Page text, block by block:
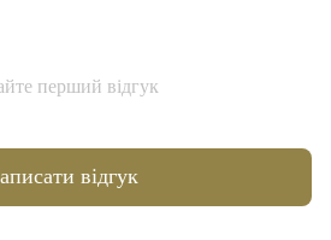
перший відгук
відгук